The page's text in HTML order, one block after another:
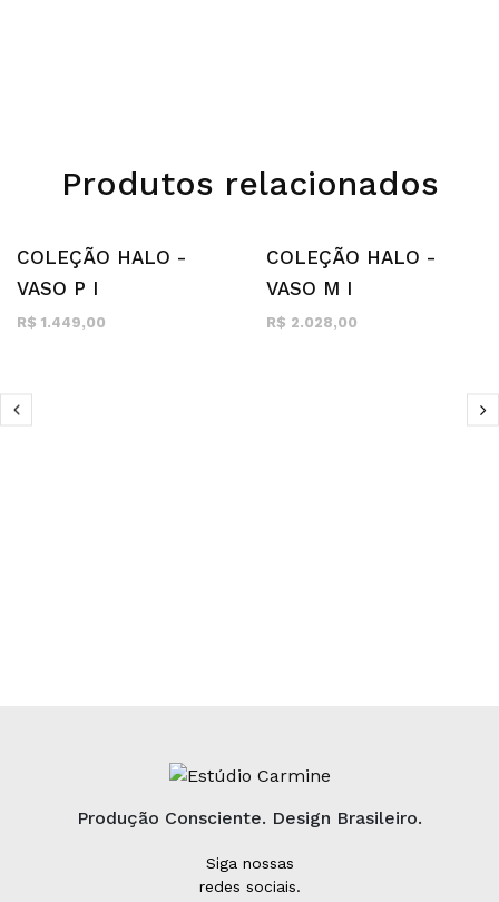
Produtos relacionados
COLEÇÃO HALO -
VASO P I
R$ 1.449,00
COLEÇÃO HALO -
VASO M I
R$ 2.028,00
Produção Consciente. Design Brasileiro.
Siga nossas
redes sociais.